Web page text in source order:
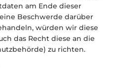
am Ende dieser
Beschwerde darüber
würden wir diese
das Recht diese an die
zu richten.